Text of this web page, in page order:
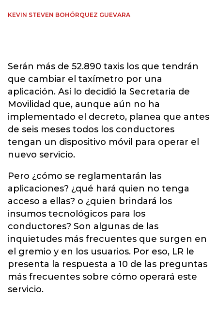
KEVIN STEVEN BOHÓRQUEZ GUEVARA
Serán más de 52.890 taxis los que tendrán
que cambiar el taxímetro por una
aplicación. Así lo decidió la Secretaria de
Movilidad que, aunque aún no ha
implementado el decreto, planea que antes
de seis meses todos los conductores
tengan un dispositivo móvil para operar el
nuevo servicio.
Pero ¿cómo se reglamentarán las
aplicaciones? ¿qué hará quien no tenga
acceso a ellas? o ¿quien brindará los
insumos tecnológicos para los
conductores? Son algunas de las
inquietudes más frecuentes que surgen en
el gremio y en los usuarios. Por eso, LR le
presenta la respuesta a 10 de las preguntas
más frecuentes sobre cómo operará este
servicio.